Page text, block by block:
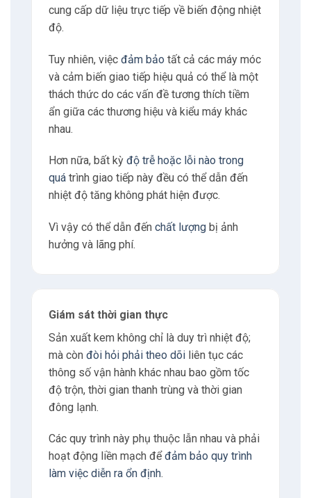
cung cấp dữ liệu trực tiếp về biến động nhiệt
độ.
Tuy nhiên, việc đảm bảo tất cả các máy móc
và cảm biến giao tiếp hiệu quả có thể là một
thách thức do các vấn đề tương thích tiềm
ẩn giữa các thương hiệu và kiểu máy khác
nhau.
Hơn nữa, bất kỳ độ trễ hoặc lỗi nào trong
quátrình giao tiếp này đều có thể dẫn đến
nhiệt độ tăng không phát hiện được.
Vì vậy có thể dẫn đến chất lượngbị ảnh
hưởng và lãng phí.
Giám sát thời gian thực
Sản xuất kem không chỉ là duy trì nhiệt độ;
mà còn đòi hỏi phải theo dõiliên tục các
thông số vận hành khác nhau bao gồm tốc
độ trộn, thời gian thanh trùng và thời gian
đông lạnh.
Các quy trình này phụ thuộc lẫn nhau và phải
hoạt động liền mạch đểđảm bảo quy trình
làm việc diễn ra ổn định.